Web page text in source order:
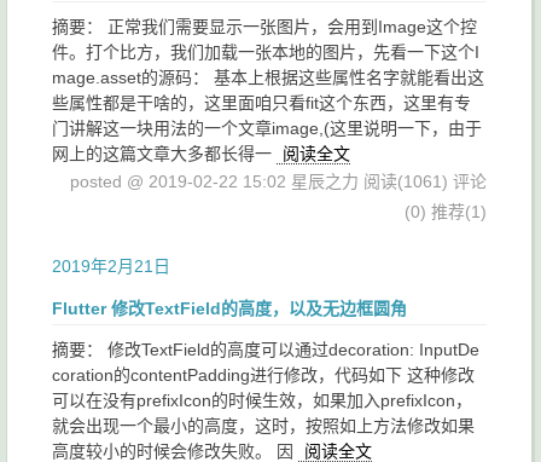
摘要： 正常我们需要显示一张图片，会用到Image这个控
件。打个比方，我们加载一张本地的图片，先看一下这个I
mage.asset的源码： 基本上根据这些属性名字就能看出这
些属性都是干啥的，这里面咱只看fit这个东西，这里有专
门讲解这一块用法的一个文章image,(这里说明一下，由于
网上的这篇文章大多都长得一
阅读全文
posted @ 2019-02-22 15:02 星辰之力 阅读(1061) 评论
(0) 推荐(1)
2019年2月21日
Flutter 修改TextField的高度，以及无边框圆角
摘要： 修改TextField的高度可以通过decoration: InputDe
coration的contentPadding进行修改，代码如下 这种修改
可以在没有prefixIcon的时候生效，如果加入prefixIcon，
就会出现一个最小的高度，这时，按照如上方法修改如果
高度较小的时候会修改失败。 因
阅读全文